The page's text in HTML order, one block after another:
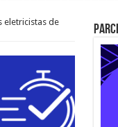
eletricistas de